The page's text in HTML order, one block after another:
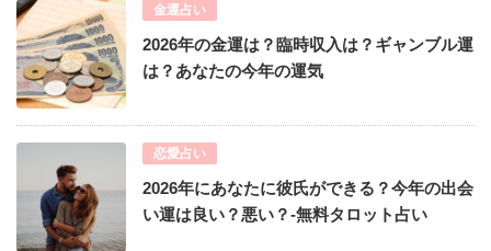
金運占い
2026年の金運は？臨時収入は？ギャンブル運
は？あなたの今年の運気
恋愛占い
2026年にあなたに彼氏ができる？今年の出会
い運は良い？悪い？-無料タロット占い